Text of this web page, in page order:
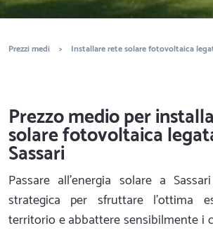
Prezzi medi > Installare rete solare fotovoltaica
Prezzo medio per
solare fotovoltaica
Sassari
Passare all'energia solare a
strategica per sfruttare l'ottima
territorio e abbattere sensibilmente i